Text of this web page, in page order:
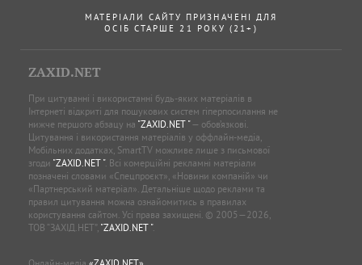
МАТЕРІАЛИ САЙТУ ПРИЗНАЧЕНІ ДЛЯ
ОСІБ СТАРШЕ 21 РОКУ (21+)
ZAXID.NET
При цитуванні і використанні будь-яких матеріалів в
Інтернеті відкриті для пошукових систем гіперпосилання не
нижче першого абзацу на "ZAXID.NET "— обов’язкові.
Цитування і використання матеріалів у оффлайн-медіа,
Мобільних додатках, SmartTV можливе лише з письмової
згоди "ZAXID.NET ". Всі комерційні рекламні матеріали
позначені словами «Спецпроєкт», «Новини компаній» чи
«Партнерський матеріал». Детальніше щодо реклами та
правил цитування можна ознайомитись в правилах
користування сайтом. Усі права захищені. © 2005—2026,
ТОВ “ЗАХІД.НЕТ”, "ZAXID.NET ".